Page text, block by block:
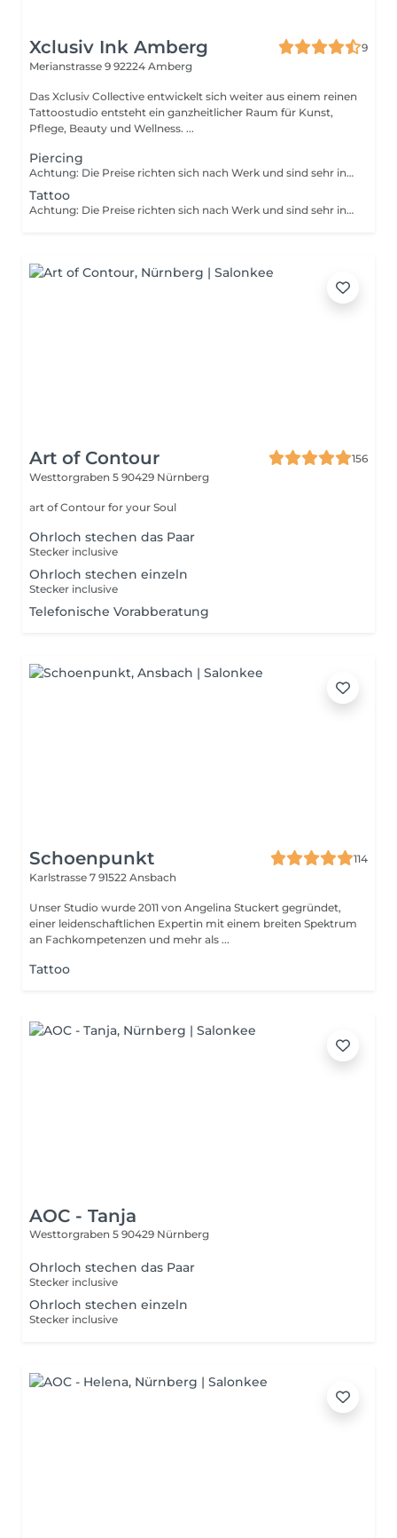
Xclusiv Ink Amberg
9
Merianstrasse 9 92224 Amberg
Das Xclusiv Collective entwickelt sich weiter aus einem reinen
Tattoostudio entsteht ein ganzheitlicher Raum für Kunst,
Pflege, Beauty und Wellness. ...
Piercing
Achtung: Die Preise richten sich nach Werk und sind sehr individuell!
Tattoo
Achtung: Die Preise richten sich nach Werk und sind sehr individuell!
Art of Contour
156
Westtorgraben 5 90429 Nürnberg
art of Contour for your Soul
Ohrloch stechen das Paar
Stecker inclusive
Ohrloch stechen einzeln
Stecker inclusive
Telefonische Vorabberatung
Schoenpunkt
114
Karlstrasse 7 91522 Ansbach
Unser Studio wurde 2011 von Angelina Stuckert gegründet,
einer leidenschaftlichen Expertin mit einem breiten Spektrum
an Fachkompetenzen und mehr als ...
Tattoo
AOC - Tanja
Westtorgraben 5 90429 Nürnberg
Ohrloch stechen das Paar
Stecker inclusive
Ohrloch stechen einzeln
Stecker inclusive